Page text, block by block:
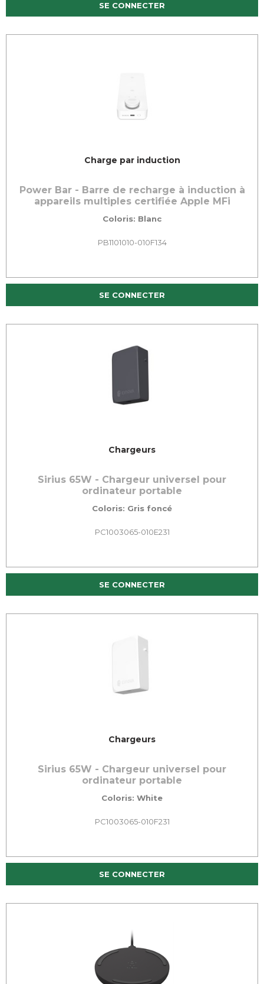
SE CONNECTER
Charge par induction
Power Bar - Barre de recharge à induction à
appareils multiples certifiée Apple MFi
Coloris: Blanc
PB1101010-010F134
SE CONNECTER
Chargeurs
Sirius 65W - Chargeur universel pour
ordinateur portable
Coloris: Gris foncé
PC1003065-010E231
SE CONNECTER
Chargeurs
Sirius 65W - Chargeur universel pour
ordinateur portable
Coloris: White
PC1003065-010F231
SE CONNECTER